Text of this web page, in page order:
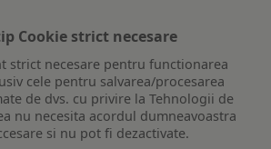
Cookie strict necesare
strict necesare pentru functionarea
cele pentru salvarea/procesarea
de dvs. cu privire la Tehnologii de
nu necesita acordul dumneavoastra
si nu pot fi dezactivate.